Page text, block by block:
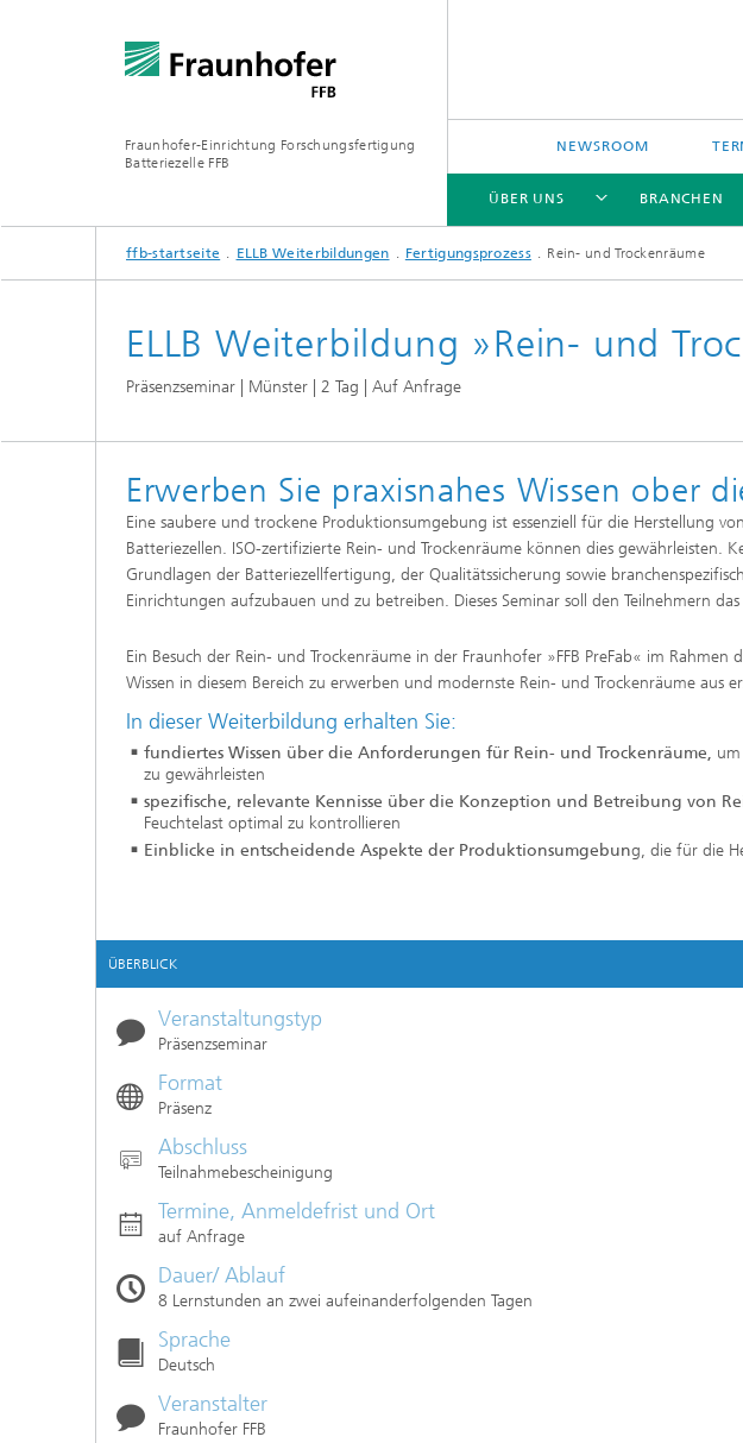
Fraunhofer-Einrichtung Forschungsfertigung
Batteriezelle FFB
NEWSROOM
ÜBER UNS
ÜBER UNS
BRANCHEN
BRANCHEN
KOMPETENZEN
INFRASTRUKTUR
ELLB WEITERBILDUNGEN
ffb-startseite ELLB Weiterbildungen Fertigungsprozess Rein- und Trockenräume
ELLB Weiterbildung »Rein- und
Präsenzseminar | Münster | 2 Tag | Auf Anfrage
Erwerben Sie praxisnahes Wissen ober
Eine saubere und trockene Produktionsumgebung ist essenziell für die Herstellung
Batteriezellen. ISO-zertifizierte Rein- und Trockenräume können dies gewährleisten.
Grundlagen der Batteriezellfertigung, der Qualitätssicherung sowie
Einrichtungen aufzubauen und zu betreiben. Dieses Seminar soll den Teilnehmern
Ein Besuch der Rein- und Trockenräume in der Fraunhofer »FFB PreFab« im Rahmen
Wissen in diesem Bereich zu erwerben und modernste Rein- und Trockenräume aus
In dieser Weiterbildung erhalten Sie:
fundiertes Wissen über die Anforderungen für Rein- und Trockenräume,
zu gewährleisten
spezifische, relevante Kennisse über die Konzeption und Betreibung von
Feuchtelast optimal zu kontrollieren
Einblicke in entscheidende Aspekte der Produktionsumgebung, die für die
ÜBERBLICK
Veranstaltungstyp
Präsenzseminar
Format
Präsenz
Abschluss
Teilnahmebescheinigung
Termine, Anmeldefrist und Ort
auf Anfrage
Dauer/ Ablauf
8 Lernstunden an zwei aufeinanderfolgenden Tagen
Sprache
Deutsch
Veranstalter
Fraunhofer FFB